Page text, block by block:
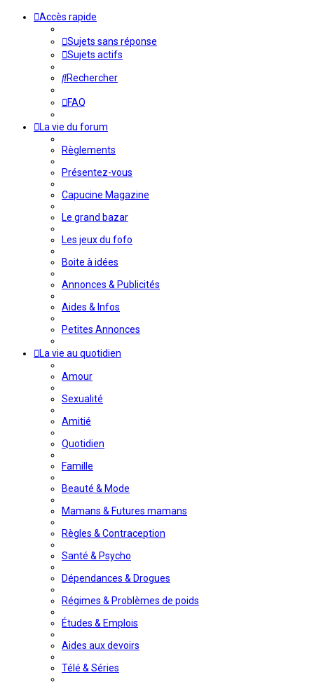
Accès rapide
Sujets sans réponse
Sujets actifs
Rechercher
FAQ
La vie du forum
Règlements
Présentez-vous
Capucine Magazine
Le grand bazar
Les jeux du fofo
Boite à idées
Annonces & Publicités
Aides & Infos
Petites Annonces
La vie au quotidien
Amour
Sexualité
Amitié
Quotidien
Famille
Beauté & Mode
Mamans & Futures mamans
Règles & Contraception
Santé & Psycho
Dépendances & Drogues
Régimes & Problèmes de poids
Études & Emplois
Aides aux devoirs
Télé & Séries